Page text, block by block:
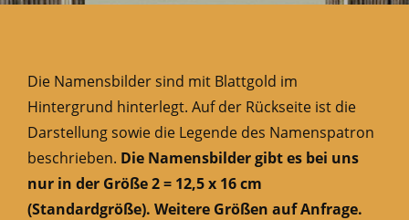
Die Namensbilder sind mit Blattgold im
Hintergrund hinterlegt. Auf der Rückseite ist die
Darstellung sowie die Legende des Namenspatron
beschrieben. Die Namensbilder gibt es bei uns
nur in der Größe 2 = 12,5 x 16 cm
(Standardgröße). Weitere Größen auf Anfrage.